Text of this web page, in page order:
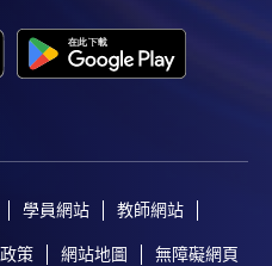
學員網站 教師網站
策 網站地圖 無障礙網頁